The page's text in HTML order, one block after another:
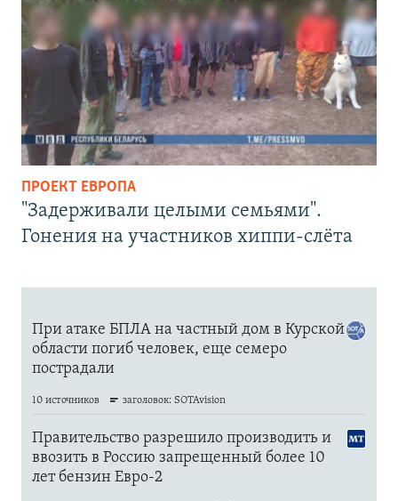
ПРОЕКТ ЕВРОПА
"Задерживали целыми семьями".
Гонения на участников хиппи-слёта